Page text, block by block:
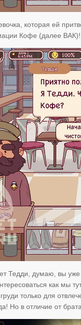
которая ей
Кофе (далее ВАК)!
Тедди, думаю, вы
как мы
только для
Но в отличие от